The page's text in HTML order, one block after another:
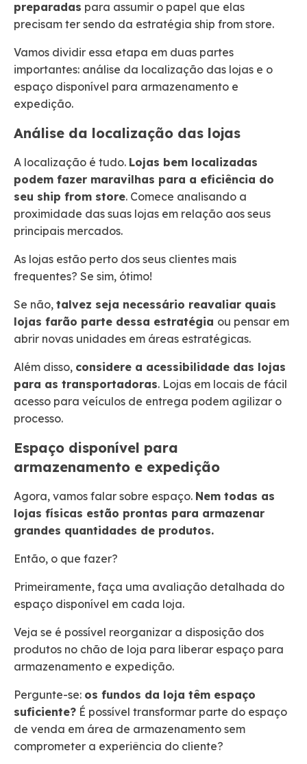
preparadas para assumir o papel que elas
precisam ter sendo da estratégia ship from store.
Vamos dividir essa etapa em duas partes
importantes: análise da localização das lojas e o
espaço disponível para armazenamento e
expedição.
Análise da localização das lojas
A localização é tudo. Lojas bem localizadas
podem fazer maravilhas para a eficiência do
seu ship from store. Comece analisando a
proximidade das suas lojas em relação aos seus
principais mercados.
As lojas estão perto dos seus clientes mais
frequentes? Se sim, ótimo!
Se não, talvez seja necessário reavaliar quais
lojas farão parte dessa estratégia ou pensar em
abrir novas unidades em áreas estratégicas.
Além disso, considere a acessibilidade das lojas
para as transportadoras. Lojas em locais de fácil
acesso para veículos de entrega podem agilizar o
processo.
Espaço disponível para
armazenamento e expedição
Agora, vamos falar sobre espaço. Nem todas as
lojas físicas estão prontas para armazenar
grandes quantidades de produtos.
Então, o que fazer?
Primeiramente, faça uma avaliação detalhada do
espaço disponível em cada loja.
Veja se é possível reorganizar a disposição dos
produtos no chão de loja para liberar espaço para
armazenamento e expedição.
Pergunte-se: os fundos da loja têm espaço
suficiente? É possível transformar parte do espaço
de venda em área de armazenamento sem
comprometer a experiência do cliente?